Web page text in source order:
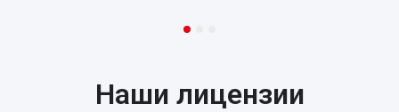
Наши лицензии